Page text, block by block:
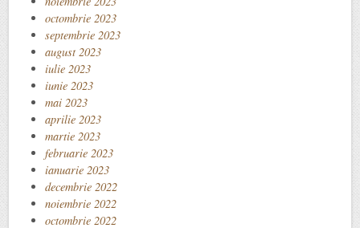
octombrie 2023
septembrie 2023
august 2023
iulie 2023
iunie 2023
mai 2023
aprilie 2023
martie 2023
februarie 2023
ianuarie 2023
decembrie 2022
noiembrie 2022
octombrie 2022